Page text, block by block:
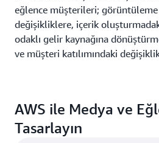
eğlence müşterileri; görüntüleme
değişikliklere, içerik
odaklı gelir kaynağına
ve müşteri katılımındaki
AWS ile Medya ve
Tasarlayın